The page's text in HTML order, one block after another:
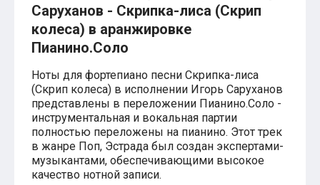
Алексей Чумаков
Леонид Агутин
Саундтрек
Тематические
Из фильмов
Аватар: Путь воды
Титаник
Гарри Поттер
Хатико
Реквием по мечте
Пираты Карибского моря
Сумерки
Величайший шоумен
Саруханов - Скрипка-лиса (Скрип
колеса) в аранжировке
Пианино.Соло
Ноты для фортепиано песни Скрипка-лиса
(Скрип колеса) в исполнении Игорь Саруханов
представлены в переложении Пианино.Соло -
инструментальная и вокальная партии
полностью переложены на пианино. Этот трек
в жанре Поп, Эстрада был создан экспертами-
музыкантами, обеспечивающими высокое
качество нотной записи.